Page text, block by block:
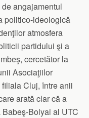
angajamentul
politico-ideologică
atmosfera
partidului şi a
cercetător la
Asociaţiilor
Cluj, între anii
arată clar că a
Bolyai al UTC